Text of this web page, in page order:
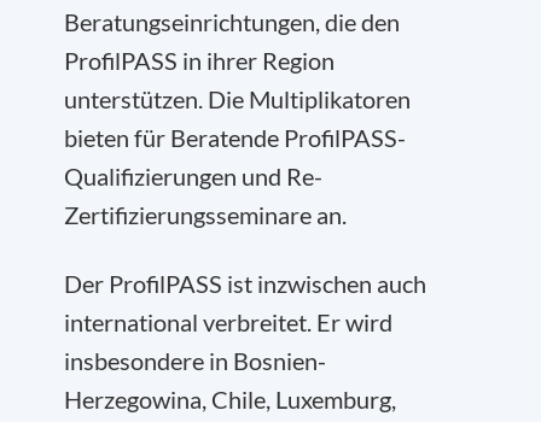
Beratungseinrichtungen, die den
ProfilPASS in ihrer Region
unterstützen. Die Multiplikatoren
bieten für Beratende ProfilPASS-
Qualifizierungen und Re-
Zertifizierungsseminare an.
Der ProfilPASS ist inzwischen auch
international verbreitet. Er wird
insbesondere in Bosnien-
Herzegowina, Chile, Luxemburg,